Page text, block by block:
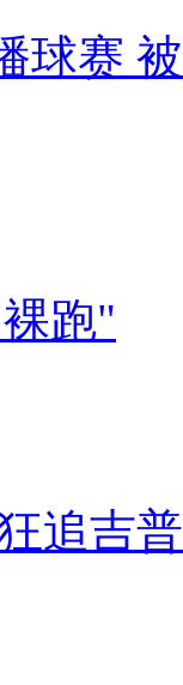
球赛
跑"
追吉